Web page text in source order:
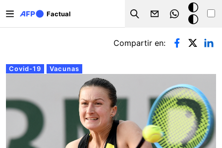
Factual
Search
Modo
oscuro
Solapas principales
Covid-19 Vacunas
Compartir en: